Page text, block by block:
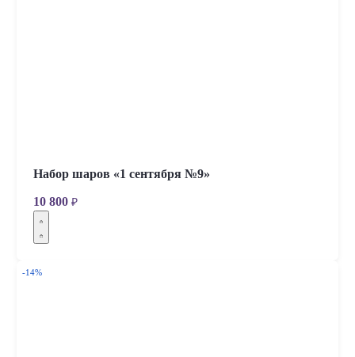
Набор шаров «1 сентября №9»
10 800 ₽
-14%